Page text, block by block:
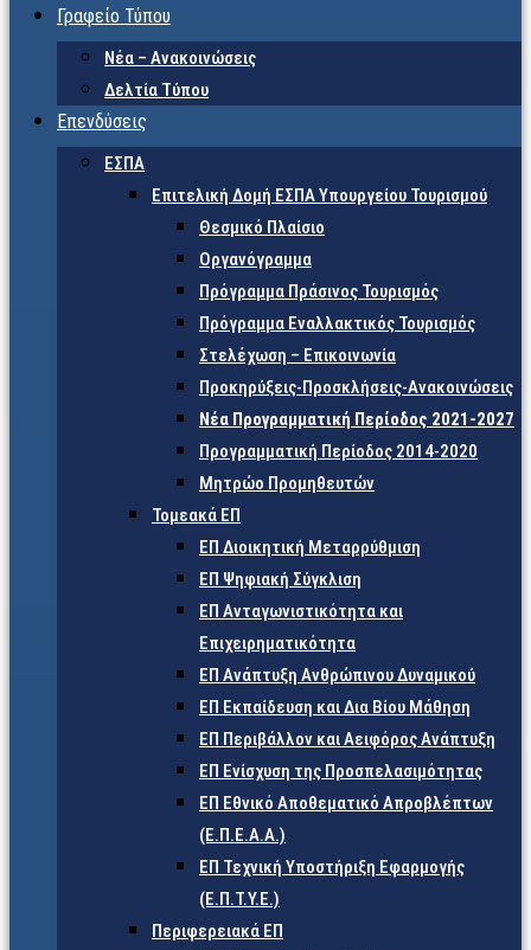
Γραφείο Τύπου
Νέα – Ανακοινώσεις
Δελτία Τύπου
Επενδύσεις
ΕΣΠΑ
Επιτελική Δομή ΕΣΠΑ Υπουργείου Τουρισμού
Θεσμικό Πλαίσιο
Οργανόγραμμα
Πρόγραμμα Πράσινος Τουρισμός
Πρόγραμμα Εναλλακτικός Τουρισμός
Στελέχωση – Επικοινωνία
Προκηρύξεις-Προσκλήσεις-Ανακοινώσεις
Νέα Προγραμματική Περίοδος 2021-2027
Προγραμματική Περίοδος 2014-2020
Μητρώο Προμηθευτών
Τομεακά ΕΠ
ΕΠ Διοικητική Μεταρρύθμιση
ΕΠ Ψηφιακή Σύγκλιση
ΕΠ Ανταγωνιστικότητα και
Επιχειρηματικότητα
ΕΠ Ανάπτυξη Ανθρώπινου Δυναμικού
ΕΠ Εκπαίδευση και Δια Βίου Μάθηση
ΕΠ Περιβάλλον και Αειφόρος Ανάπτυξη
ΕΠ Ενίσχυση της Προσπελασιμότητας
ΕΠ Εθνικό Αποθεματικό Απροβλέπτων
(Ε.Π.Ε.Α.Α.)
ΕΠ Τεχνική Υποστήριξη Εφαρμογής
(Ε.Π.Τ.Υ.Ε.)
Περιφερειακά ΕΠ